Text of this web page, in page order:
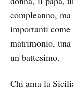
compleanno,
importanti come
matrimonio,
un battesimo.
Chi ama la